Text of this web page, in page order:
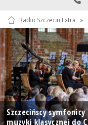
Radio Szczecin Extra »
Szczecińscy
muzyki klasycznej do